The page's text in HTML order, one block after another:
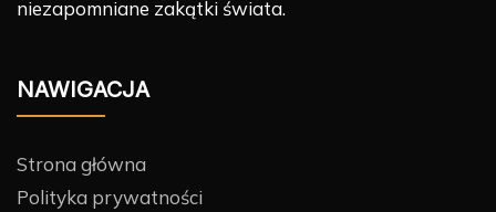
niezapomniane zakątki świata.
NAWIGACJA
Strona główna
Polityka prywatności